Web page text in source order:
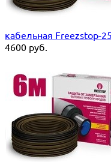
кабельная Freezstop-
4600 руб.